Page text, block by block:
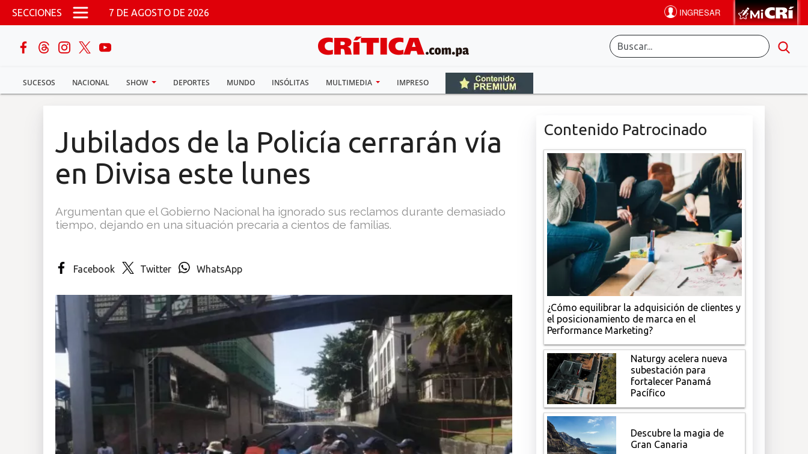
Pasar al contenido principal
SECCIONES 7 DE AGOSTO DE 2026
SUCESOS NACIONAL SHOW DEPORTES MUNDO INSÓLITAS MULTIMEDIA IMPRESO
buscar
Sucesos
Multimedia
Jubilados de la Policía cerrarán vía
en Divisa este lunes
Argumentan que el Gobierno Nacional ha ignorado sus reclamos durante demasiado
tiempo, dejando en una situación precaria a cientos de familias.
Facebook Twitter WhatsApp
Contenido Patrocinado
¿Cómo equilibrar la adquisición de clientes y
el posicionamiento de marca en el
Performance Marketing?
Naturgy acelera nueva
subestación para
fortalecer Panamá
Pacífico
Descubre la magia de
Gran Canaria